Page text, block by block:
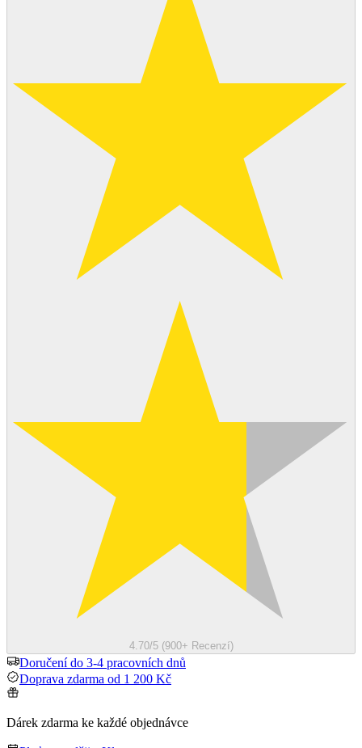
4.70/5 (900+ Recenzí)
Doručení do 3-4 pracovních dnů
Doprava zdarma od 1 200 Kč
Dárek zdarma ke každé objednávce